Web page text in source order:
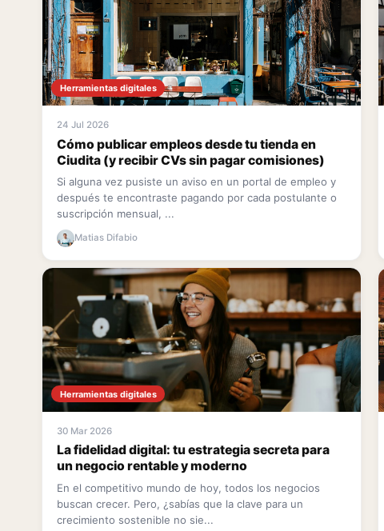
Herramientas digitales
24 Jul 2026
Cómo publicar empleos desde tu tienda en
Ciudita (y recibir CVs sin pagar comisiones)
Si alguna vez pusiste un aviso en un portal de empleo y
después te encontraste pagando por cada postulante o
suscripción mensual, ...
Matias Difabio
Herramientas digitales
30 Mar 2026
La fidelidad digital: tu estrategia secreta para
un negocio rentable y moderno
En el competitivo mundo de hoy, todos los negocios
buscan crecer. Pero, ¿sabías que la clave para un
crecimiento sostenible no sie...